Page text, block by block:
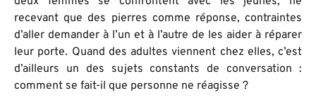
recevant que des pierres comme réponse, contraintes
d’aller demander à l’un et à l’autre de les aider à réparer
leur porte. Quand des adultes viennent chez elles, c’est
d’ailleurs un des sujets constants de conversation :
comment se fait-il que personne ne réagisse ?